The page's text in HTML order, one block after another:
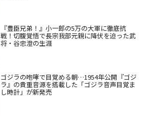
『豊臣兄弟！』小一郎の5万の大軍に徹底抗
戦！切腹覚悟で長宗我部元親に降伏を迫った武
将・谷忠澄の生涯
ゴジラの咆哮で目覚める朝…1954年公開『ゴジ
ラ』の貴重音源を搭載した「ゴジラ音声目覚ま
し時計」が新発売